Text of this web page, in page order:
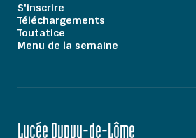
S'inscrire
Téléchargements
Toutatice
Menu de la semaine
Lycée Dupuy-de-Lôme